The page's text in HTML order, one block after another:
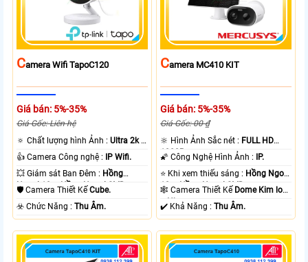
CAmera Wifi TapoC120
Giá bán: 5%-35%
Giá Gốc: Liên hệ
🔅 Chất lượng hình Ảnh :Ultra 2k +
.
👍 Camera Công nghệ :
IP Wifi.
💥 Giám sát Ban Đêm : Hồng
Ngoại 10m Hồng Ngoại SMD.
🛡 Camera Thiết KếCube.
️☣️ Chức Năng :Thu Âm.
CAmera MC410 KIT
Giá bán: 5%-35%
Giá Gốc: 00 ₫
🔆 Hình Ảnh Sắc nét : FULL HD
1080P .
🌠 Công Nghệ Hình Ảnh :
IP.
⭐ Khi xem thiếu sáng : Hồng Ngoại
10m Hồng Ngoại SMD.
🕸️ Camera Thiết Kế Dome Kim loại
+ Nhựa.
️✔️ Khả Năng :Thu Âm.